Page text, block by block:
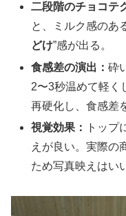
二段階のチョコテ
と、ミルク感のあ
どけ”感が出る。
食感差の演出：砕
2〜3秒温めて軽く
再硬化し、食感差
視覚効果：
トップ
えが良い。実際の
ため写真映えはい